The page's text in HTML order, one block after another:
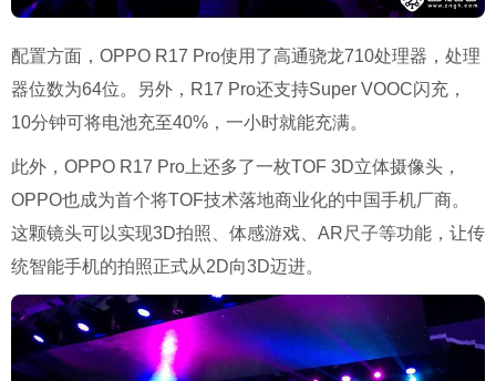
配置方面，OPPO R17 Pro使用了高通骁龙710处理器，处理
器位数为64位。另外，R17 Pro还支持Super VOOC闪充，
10分钟可将电池充至40%，一小时就能充满。
此外，OPPO R17 Pro上还多了一枚TOF 3D立体摄像头，
OPPO也成为首个将TOF技术落地商业化的中国手机厂商。
这颗镜头可以实现3D拍照、体感游戏、AR尺子等功能，让传
统智能手机的拍照正式从2D向3D迈进。